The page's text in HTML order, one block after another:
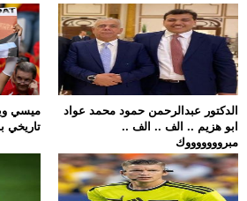
ميسي
تاريخي
الدكتور عبدالرحمن حمود محمد عواد
ابو هزيم .. الف .. الف ..
مبروووووووك